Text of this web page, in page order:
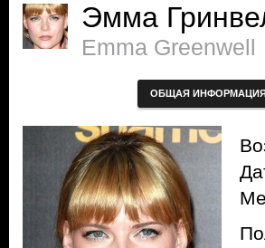
Эмма
Emma Greenwell
ОБЩАЯ